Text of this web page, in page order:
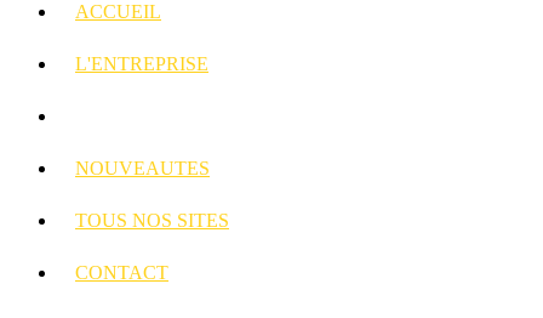
ACCUEIL
L'ENTREPRISE
NOUVEAUTES
TOUS NOS SITES
CONTACT